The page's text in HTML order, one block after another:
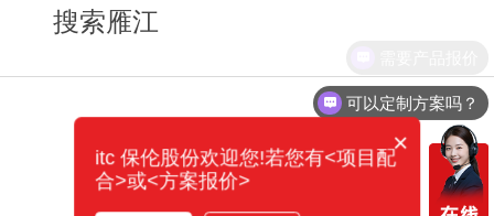
搜索雁江
可以定制方案吗？
×
itc 保伦股份欢迎您!若您有<项目配
合>或<方案报价>